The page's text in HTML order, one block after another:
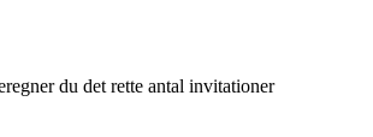
du det rette antal invitationer